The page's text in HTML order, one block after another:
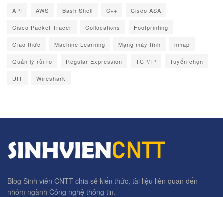
API AWS Bash Shell C++ Cisco ASA
Cisco Packet Tracer Collocations Footprinting
Giao thức Machine Learning Mạng máy tính nmap
Quản lý rủi ro Regular Expression TCP/IP Tuyển chọn
UIT Wireshark
Blog Sinh viên CNTT chia sẻ kiến thức, tài liệu liên quan đến
nhóm ngành Công nghệ thông tin.